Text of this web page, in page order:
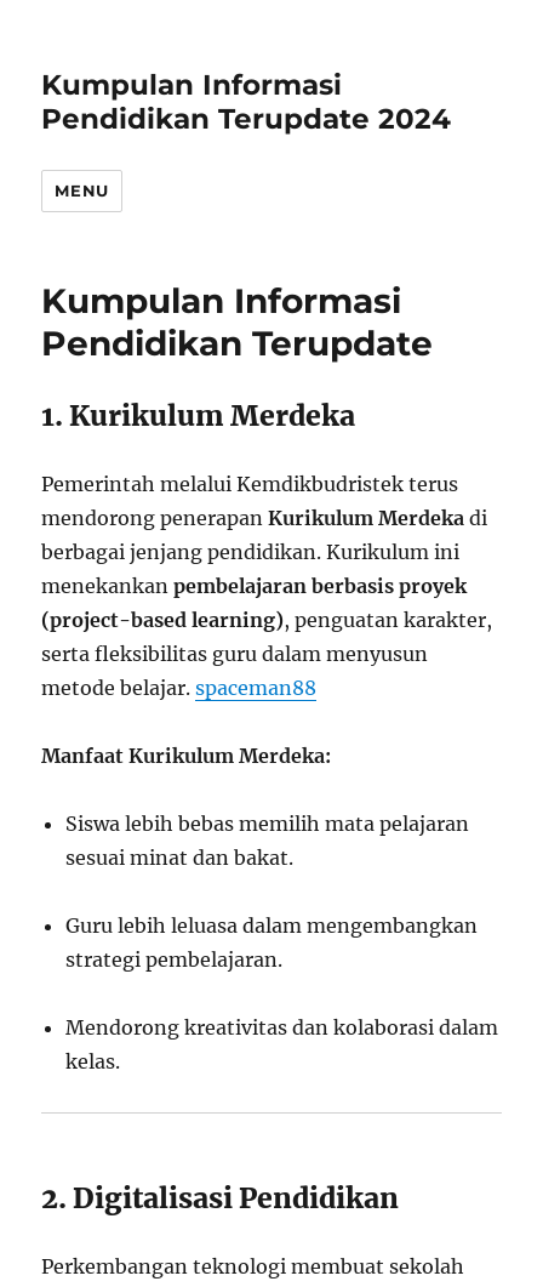
Kumpulan Informasi
Pendidikan Terupdate 2024
MENU
Kumpulan Informasi
Pendidikan Terupdate
1. Kurikulum Merdeka
Pemerintah melalui Kemdikbudristek terus
mendorong penerapanKurikulum Merdeka di
berbagai jenjang pendidikan. Kurikulum ini
menekankanpembelajaran berbasis proyek
(project-based learning), penguatan karakter,
serta fleksibilitas guru dalam menyusun
metode belajar.spaceman88
Manfaat Kurikulum Merdeka:
Siswa lebih bebas memilih mata pelajaran
sesuai minat dan bakat.
Guru lebih leluasa dalam mengembangkan
strategi pembelajaran.
Mendorong kreativitas dan kolaborasi dalam
kelas.
2. Digitalisasi Pendidikan
Perkembangan teknologi membuat sekolah